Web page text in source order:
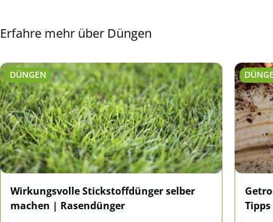
Erfahre mehr über Düngen
DÜNGEN
Wirkungsvolle Stickstoffdünger selber
machen | Rasendünger